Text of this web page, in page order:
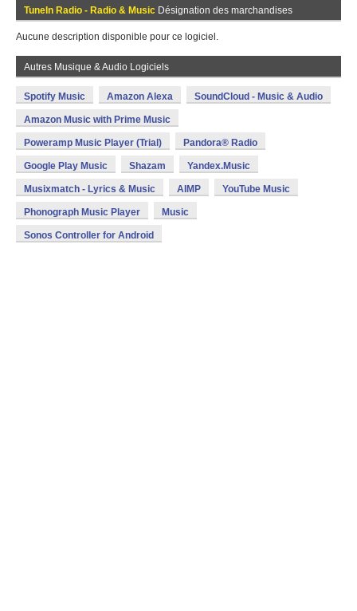
TuneIn Radio - Radio & Music Désignation des marchandises
Aucune description disponible pour ce logiciel.
Autres Musique & Audio Logiciels
Spotify Music Amazon Alexa SoundCloud - Music & Audio
Amazon Music with Prime Music
Poweramp Music Player (Trial) Pandora® Radio
Google Play Music Shazam Yandex.Music
Musixmatch - Lyrics & Music AIMP YouTube Music
Phonograph Music Player Music
Sonos Controller for Android